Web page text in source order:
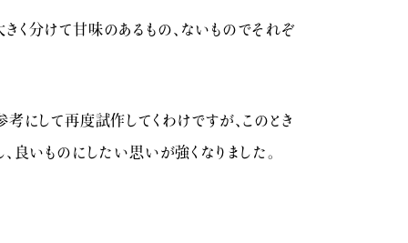
分けて甘味のあるもの、ないものでそれぞ
して再度試作してくわけですが、このとき
いものにしたい思いが強くなりました。